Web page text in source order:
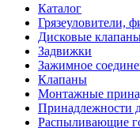
Каталог
Грязеуловители,
Дисковые
Задвижки
Зажимное
Клапаны
Монтажные
Принадлежности
Распыливающие